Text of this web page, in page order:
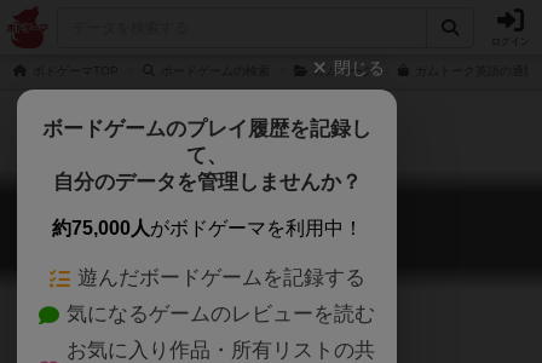
ガムトーク
ガムトーク英語
Gum Talk: English
閉じる
ボードゲームのプレイ履歴を記録し
て、
自分のデータを管理しませんか？
約75,000人がボドゲーマを利用中！
遊んだボードゲームを記録する
気になるゲームのレビューを読む
お気に入り作品・所有リストの共